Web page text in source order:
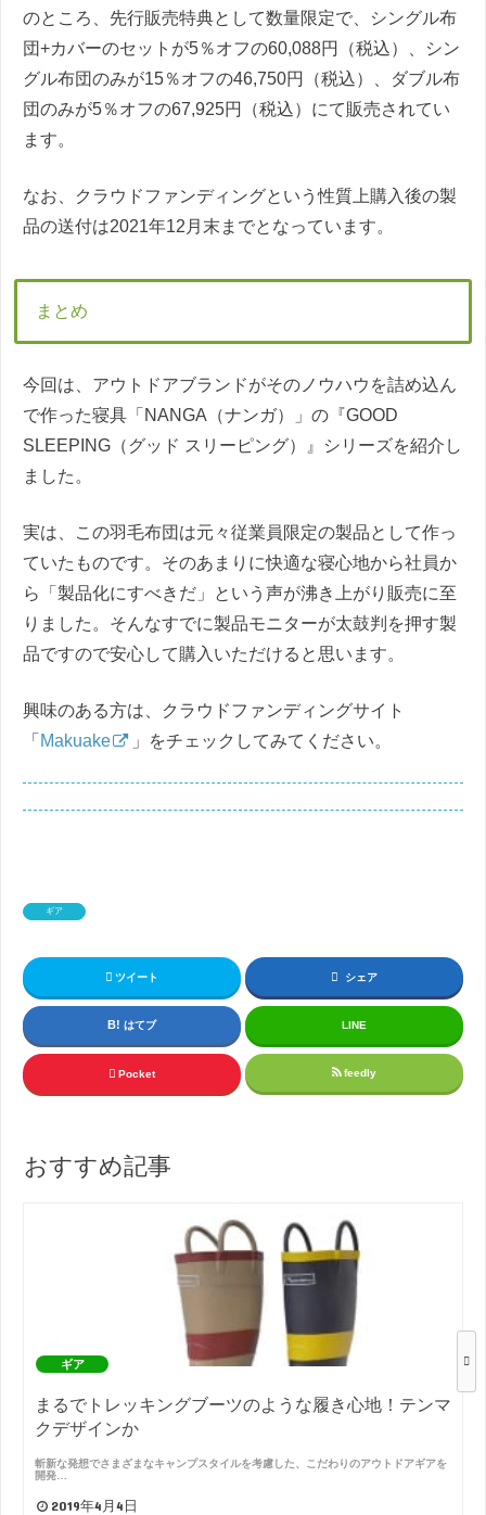
のところ、先行販売特典として数量限定で、シングル布
団+カバーのセットが5％オフの60,088円（税込）、シン
グル布団のみが15％オフの46,750円（税込）、ダブル布
団のみが5％オフの67,925円（税込）にて販売されてい
ます。
なお、クラウドファンディングという性質上購入後の製
品の送付は2021年12月末までとなっています。
まとめ
今回は、アウトドアブランドがそのノウハウを詰め込ん
で作った寝具「NANGA（ナンガ）」の『GOOD
SLEEPING（グッド スリーピング）』シリーズを紹介し
ました。
実は、この羽毛布団は元々従業員限定の製品として作っ
ていたものです。そのあまりに快適な寝心地から社員か
ら「製品化にすべきだ」という声が沸き上がり販売に至
りました。そんなすでに製品モニターが太鼓判を押す製
品ですので安心して購入いただけると思います。
興味のある方は、クラウドファンディングサイト
「 Makuake 」をチェックしてみてください。
ギア
ツイート シェア
はてブ LINE
Pocket feedly
おすすめ記事
ギア
まるでトレッキングブーツのような履き心地！テンマ
クデザインか
斬新な発想でさまざまなキャンプスタイルを考慮した、こだわりのアウトドアギアを
開発…
2019年4月4日